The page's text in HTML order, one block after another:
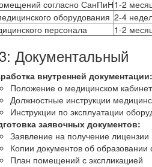
согласно СанПиН1-2
оборудования 2-4
персонала
1-2
Документальный
внутренней документации:
Положение о медицинском
Должностные инструкции
Инструкции по эксплуатации
заявочных документов:
Заявление на получение лицензии
Копии документов об образовании
План помещений с экспликацией